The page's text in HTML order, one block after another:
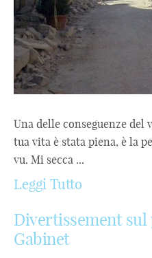
Una delle conseguenze del
tua vita è stata piena, è la
vu. Mi secca ...
Leggi Tutto
Divertissement sul
Gabinet